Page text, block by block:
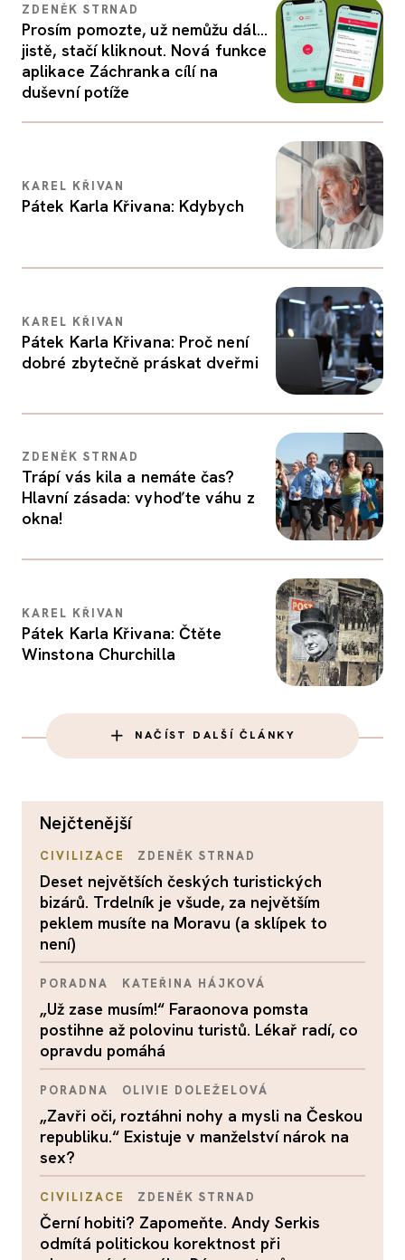
ZDENĚK STRNAD
Prosím pomozte, už nemůžu dál…
jistě, stačí kliknout. Nová funkce
aplikace Záchranka cílí na
duševní potíže
KAREL KŘIVAN
Pátek Karla Křivana: Kdybych
KAREL KŘIVAN
Pátek Karla Křivana: Proč není
dobré zbytečně práskat dveřmi
ZDENĚK STRNAD
Trápí vás kila a nemáte čas?
Hlavní zásada: vyhoďte váhu z
okna!
KAREL KŘIVAN
Pátek Karla Křivana: Čtěte
Winstona Churchilla
NAČÍST DALŠÍ ČLÁNKY
nejčtenější
CIVILIZACE ZDENĚK STRNAD
Deset největších českých turistických
bizárů. Trdelník je všude, za největším
peklem musíte na Moravu (a sklípek to
není)
PORADNA KATEŘINA HÁJKOVÁ
„Už zase musím!“ Faraonova pomsta
postihne až polovinu turistů. Lékař radí, co
opravdu pomáhá
PORADNA OLIVIE DOLEŽELOVÁ
„Zavři oči, roztáhni nohy a mysli na Českou
republiku.“ Existuje v manželství nárok na
sex?
CIVILIZACE ZDENĚK STRNAD
Černí hobiti? Zapomeňte. Andy Serkis
odmítá politickou korektnost při